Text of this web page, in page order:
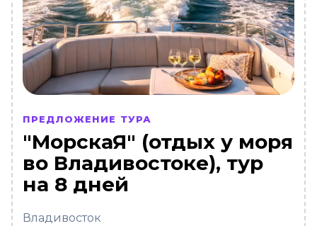
ПРЕДЛОЖЕНИЕ ТУРА
"МорскаЯ" (отдых у моря
во Владивостоке), тур
на 8 дней
Владивосток